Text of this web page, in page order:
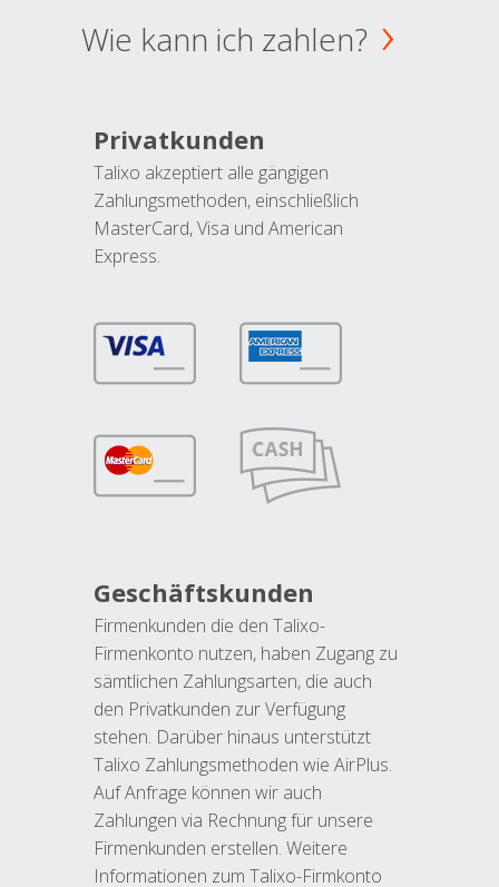
Wie kann ich zahlen?
Privatkunden
Talixo akzeptiert alle gängigen
Zahlungsmethoden, einschließlich
MasterCard, Visa und American
Express.
Geschäftskunden
Firmenkunden die den Talixo-
Firmenkonto nutzen, haben Zugang zu
sämtlichen Zahlungsarten, die auch
den Privatkunden zur Verfügung
stehen. Darüber hinaus unterstützt
Talixo Zahlungsmethoden wie AirPlus.
Auf Anfrage können wir auch
Zahlungen via Rechnung für unsere
Firmenkunden erstellen. Weitere
Informationen zum Talixo-Firmkonto